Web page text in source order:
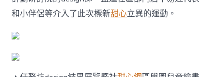
公
開
居
和小伴侶等介入了此次標新甜心立異的運動。